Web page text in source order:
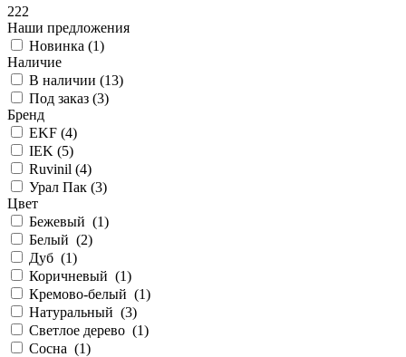
222
Наши предложения
Новинка (1)
Наличие
В наличии (13)
Под заказ (3)
Бренд
EKF (4)
IEK (5)
Ruvinil (4)
Урал Пак (3)
Цвет
Бежевый (1)
Белый (2)
Дуб (1)
Коричневый (1)
Кремово-белый (1)
Натуральный (3)
Светлое дерево (1)
Сосна (1)